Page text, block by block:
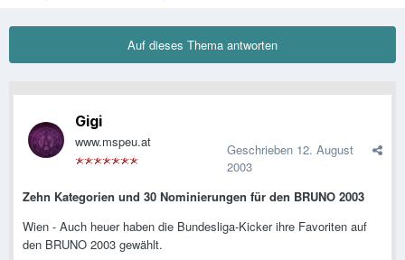
Auf dieses Thema antworten
Gigi
www.mspeu.at Geschrieben 12. August
2003
Zehn Kategorien und 30 Nominierungen für den BRUNO 2003
Wien - Auch heuer haben die Bundesliga-Kicker ihre Favoriten auf
den BRUNO 2003 gewählt.